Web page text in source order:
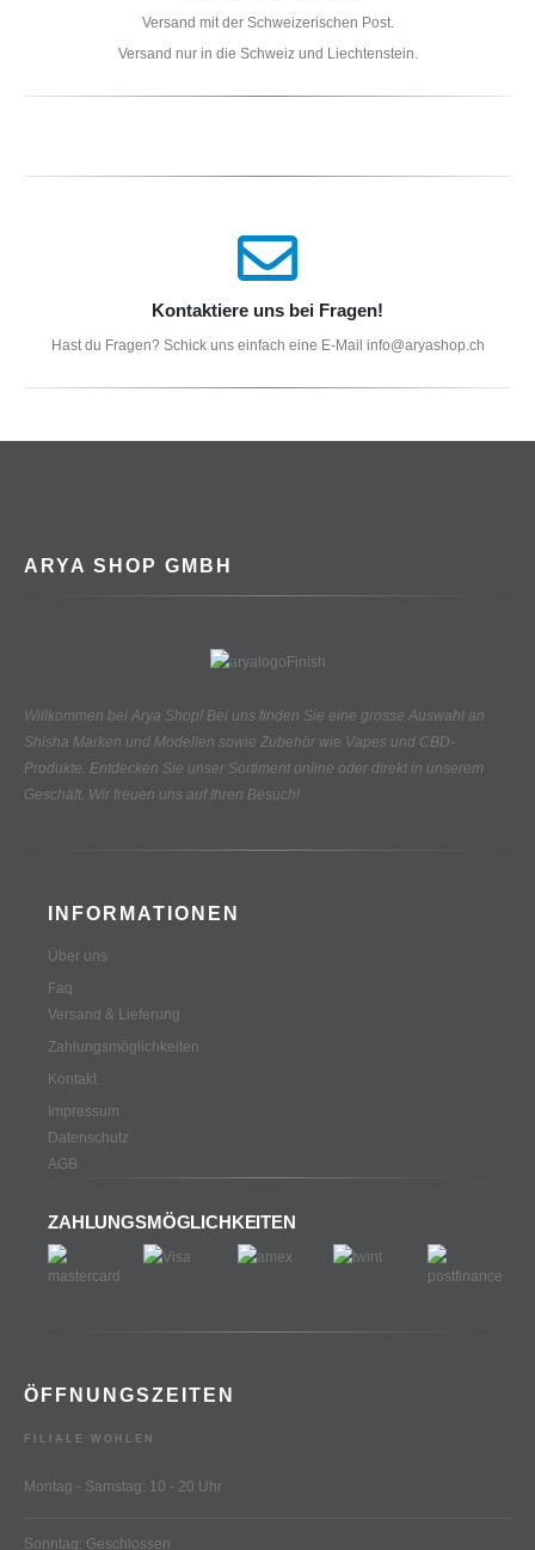
Versand mit der Schweizerischen Post.
Versand nur in die Schweiz und Liechtenstein.
Kontaktiere uns bei Fragen!
Hast du Fragen? Schick uns einfach eine E-Mail info@aryashop.ch
ARYA SHOP GMBH
Willkommen bei Arya Shop! Bei uns finden Sie eine grosse Auswahl an
Shisha Marken und Modellen sowie Zubehör wie Vapes und CBD-
Produkte. Entdecken Sie unser Sortiment online oder direkt in unserem
Geschäft. Wir freuen uns auf Ihren Besuch!
INFORMATIONEN
Über uns
Faq
Versand & Lieferung
Zahlungsmöglichkeiten
Kontakt
Impressum
Datenschutz
AGB
ZAHLUNGSMÖGLICHKEITEN
ÖFFNUNGSZEITEN
FILIALE WOHLEN
Montag - Samstag: 10 - 20 Uhr
Sonntag: Geschlossen